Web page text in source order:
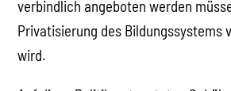
verbindlich angeboten werden
Privatisierung des Bildungssystems
wird.